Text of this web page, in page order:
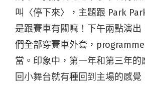
叫〈停下來〉，主題跟 Park
是跟賽車有關嘛！下午兩點演出
們全部穿賽車外套，
當。印象中，第一年和第三年的
回小舞台就有種回到主場的感覺